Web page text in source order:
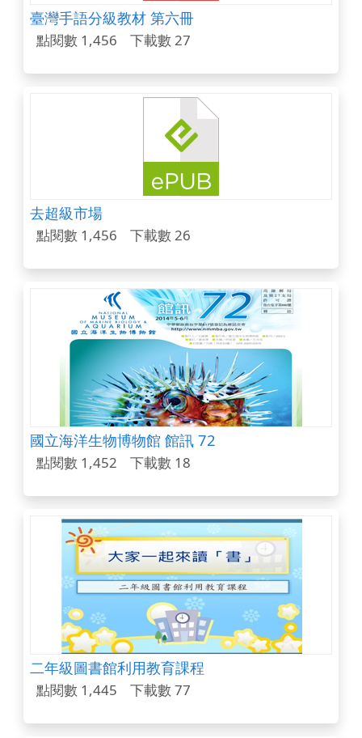
臺灣手語分級教材 第六冊
點閱數 1,456 下載數 27
去超級市場
點閱數 1,456 下載數 26
國立海洋生物博物館 館訊 72
點閱數 1,452 下載數 18
二年級圖書館利用教育課程
點閱數 1,445 下載數 77